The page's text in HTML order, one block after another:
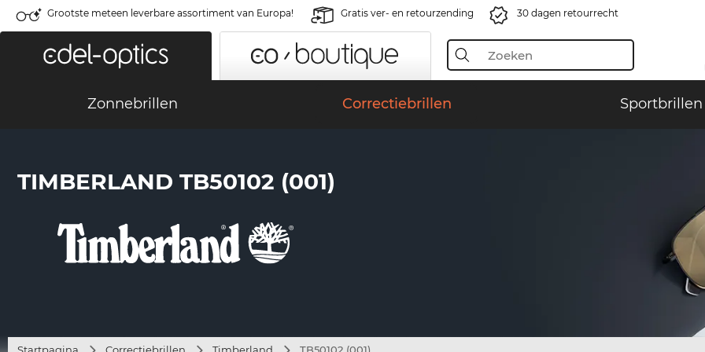
Grootste meteen leverbare assortiment van Europa! Gratis ver- en retourzending 30 dagen retourrecht
Zonnebrillen Correctiebrillen Sportbrillen
TIMBERLAND TB50102 (001)